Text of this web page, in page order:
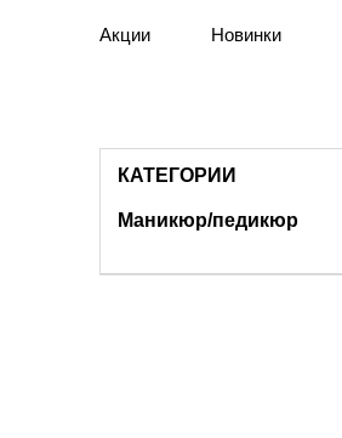
Акции Новинки
КАТЕГОРИИ
Маникюр/педикюр